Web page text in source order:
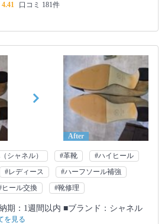
4.41
口コミ 181件
After
シャネル） #革靴
#ハイヒール
#レディース
#ハーフソール補強
ヒール交換 #靴修理
期：1週間以内 ■ブランド：シャネル
を見る